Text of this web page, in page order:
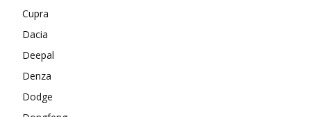
Cupra
Dacia
Deepal
Denza
Dodge